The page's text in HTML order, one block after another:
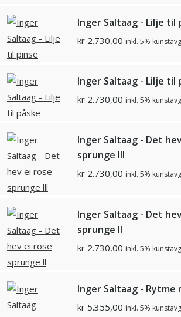
Inger Saltaag - Lilje til
kr 2.730,00 inkl. 5%
Inger Saltaag - Lilje til
kr 2.730,00 inkl. 5%
Inger Saltaag - Det
sprunge lll
kr 2.730,00 inkl. 5%
Inger Saltaag - Det
sprunge ll
kr 2.730,00 inkl. 5%
Inger Saltaag -
kr 5.355,00 inkl. 5%